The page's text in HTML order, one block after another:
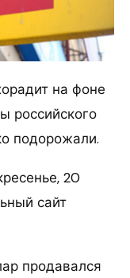
на фоне
российского
подорожали.
20
сайт
продавался